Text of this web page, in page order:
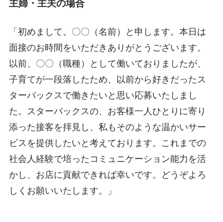
主婦・主夫の場合
「初めまして。〇〇（名前）と申します。本日は
面接のお時間をいただきありがとうございます。
以前、〇〇（職種）として働いておりましたが、
子育てが一段落したため、以前から好きだったス
ターバックスで働きたいと思い応募いたしまし
た。スターバックスの、お客様一人ひとりに寄り
添った接客を拝見し、私もそのような温かいサー
ビスを提供したいと考えております。これまでの
社会人経験で培ったコミュニケーション能力を活
かし、お店に貢献できれば幸いです。どうぞよろ
しくお願いいたします。」